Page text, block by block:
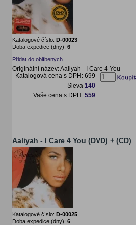
Katalogové číslo: D-00023
Doba expedice (dny): 6
Přidat do oblíbených
Originální název: Aaliyah - I Care 4 You
Katalogová cena s DPH: 699
Sleva 140
Vaše cena s DPH: 559
Aaliyah - I Care 4 You (DVD) + (CD)
Katalogové číslo: D-00025
Doba expedice (dny): 6